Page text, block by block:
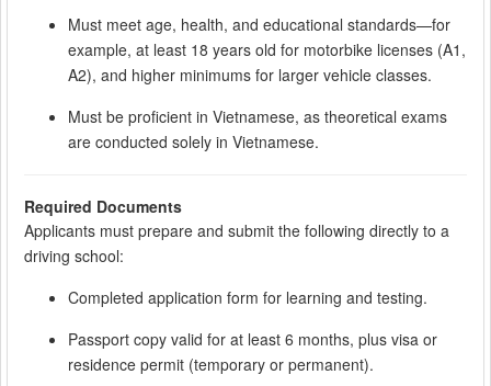
Must meet age, health, and educational standards—for
example, at least 18 years old for motorbike licenses (A1,
A2), and higher minimums for larger vehicle classes.
Must be proficient in Vietnamese, as theoretical exams
are conducted solely in Vietnamese.
Required Documents
Applicants must prepare and submit the following directly to a
driving school:
Completed application form for learning and testing.
Passport copy valid for at least 6 months, plus visa or
residence permit (temporary or permanent).